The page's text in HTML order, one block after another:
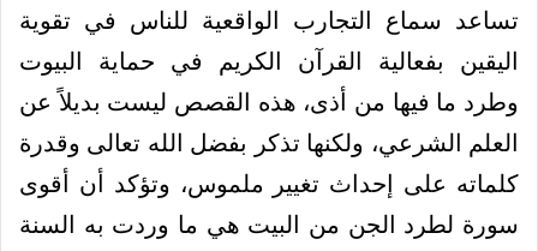
تساعد سماع التجارب الواقعية للناس في تقوية
اليقين بفعالية القرآن الكريم في حماية البيوت
وطرد ما فيها من أذى، هذه القصص ليست بديلاً عن
العلم الشرعي، ولكنها تذكر بفضل الله تعالى وقدرة
كلماته على إحداث تغيير ملموس، وتؤكد أن أقوى
سورة لطرد الجن من البيت هي ما وردت به السنة